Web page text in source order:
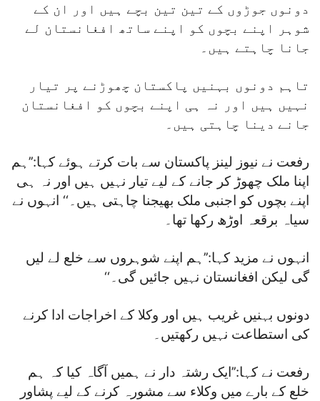
دونوں جوڑوں کے تین تین بچے ہیں اور ان کے
شوہر اپنے بچوں کو اپنے ساتھ افغانستان لے
جانا چاہتے ہیں۔
تاہم دونوں بہنیں پاکستان چھوڑنے پر تیار
نہیں ہیں اور نہ ہی اپنے بچوں کو افغانستان
جانے دینا چاہتی ہیں۔
رفعت نے نیوز لینز پاکستان سے بات کرتے ہوئے کہا:’’ہم
اپنا ملک چھوڑ کر جانے کے لیے تیار نہیں ہیں اور نہ ہی
اپنے بچوں کو اجنبی ملک بھیجنا چاہتی ہیں۔‘‘ انہوں نے
سیاہ برقعہ اوڑھ رکھا تھا۔
انہوں نے مزید کہا:’’ہم اپنے شوہروں سے خلع لے لیں
گی لیکن افغانستان نہیں جائیں گی۔‘‘
دونوں بہنیں غریب ہیں اور وکلا کے اخراجات ادا کرنے
کی استطاعت نہیں رکھتیں۔
رفعت نے کہا:’’ایک رشتہ دار نے ہمیں آگاہ کیا کہ ہم
خلع کے بارے میں وکلاء سے مشورہ کرنے کے لیے پشاور